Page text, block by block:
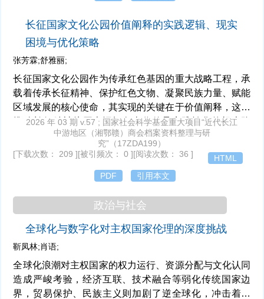
化信息生态，通过夯实数字基础设施以跨越接入壁垒，并
通过建立保护性开发的协同治理机制以引导资本向善，从
而在数字空间实现文化传承与时代创新的有机统一。
长征国家文化公园价值阐释的实践逻辑、现实
困境与优化策略
张芳霖;舒雅丽;
长征国家文化公园作为传承红色基因的重大战略工程，承
载着传承长征精神、保护红色文物、凝聚民族力量、赋能
区域发展的核心使命，其实现的关键在于价值阐释，这是
推动长征精神从历史记忆向当代传承实践转化的根本路
径。长征国家文化公园的价值根植于波澜壮阔的历史实
践，其价值结构呈现为物质载体与精神实质的相互依存、
辩证统一，价值实现则取决于当代实践中对这份精神遗产
的创造性转化与意义激活。在抽象理论与具体现实的辩证
认知到认同再到行为的辩证运动过程。针对当前阐释实践
动态循环四个维度优化路径，并在实践—认识—再实践的
辩证运动中推动长征精神真正实现知行转化。
2026 年 03 期 v.57 ; 国家社会科学基金重大项目“近代长江
中游地区（湘鄂赣）商会档案资料整理与研
究”（17ZDA199）
[下载次数： 209 ][被引频次： 0 ][阅读次数： 36 ]
HTML
PDF
引用本文
政治与社会
全球化与数字化对主权国家伦理的深度挑战
靳凤林;肖语;
全球化浪潮对主权国家的权力运行、资源分配与文化认同
造成严峻考验，经济互联、技术融合等弱化传统国家边
界，贸易保护、民族主义则加剧了逆全球化，冲击着正